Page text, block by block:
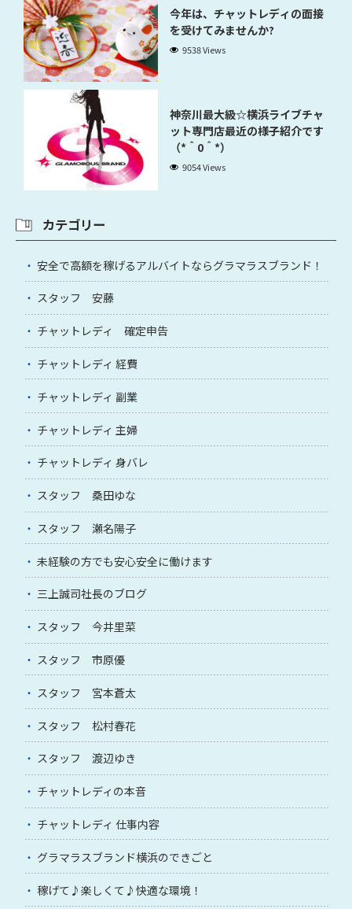
今年は、チャットレディの面接
を受けてみませんか?
9538 Views
神奈川最大級☆横浜ライブチャ
ット専門店最近の様子紹介です
（*＾0＾*）
9054 Views
カテゴリー
安全で高額を稼げるアルバイトならグラマラスブランド！
スタッフ 安藤
チャットレディ 確定申告
チャットレディ 経費
チャットレディ 副業
チャットレディ 主婦
チャットレディ 身バレ
スタッフ 桑田ゆな
スタッフ 瀬名陽子
未経験の方でも安心安全に働けます
三上誠司社長のブログ
スタッフ 今井里菜
スタッフ 市原優
スタッフ 宮本蒼太
スタッフ 松村春花
スタッフ 渡辺ゆき
チャットレディの本音
チャットレディ 仕事内容
グラマラスブランド横浜のできごと
稼げて♪楽しくて♪快適な環境！